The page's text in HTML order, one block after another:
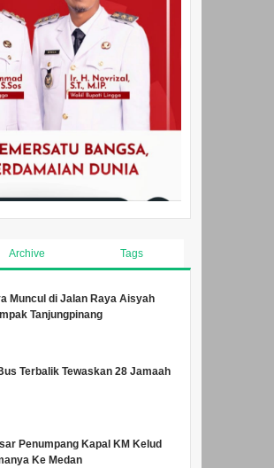
Archive Tags
Muncul di Jalan Raya Aisyah
Tanjungpinang
Terbalik Tewaskan 28 Jamaah
Penumpang Kapal KM Kelud
Ke Medan